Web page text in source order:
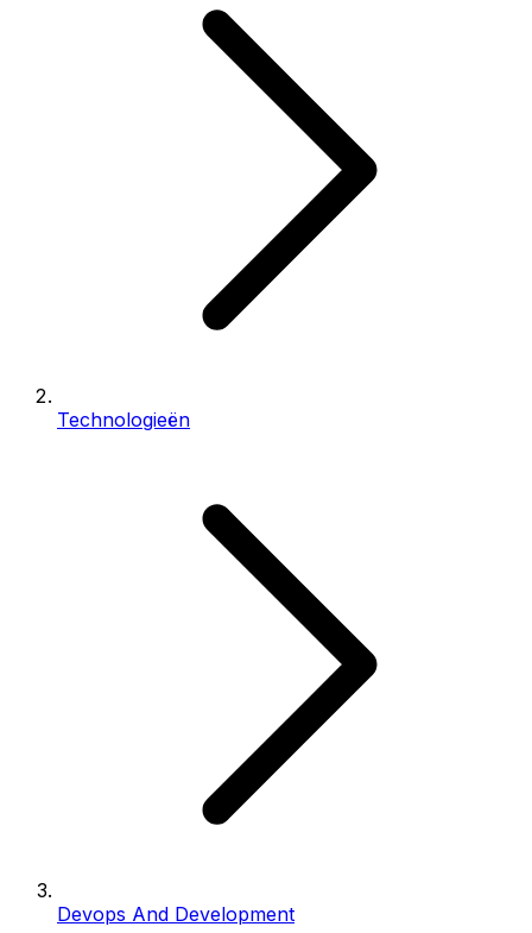
Technologieën
Devops And Development